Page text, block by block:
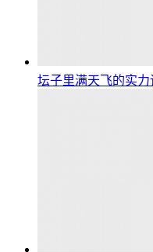
坛子里满天飞的实力